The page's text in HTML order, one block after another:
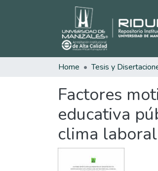
Home Tesis y
Factores
educativa
clima laboral